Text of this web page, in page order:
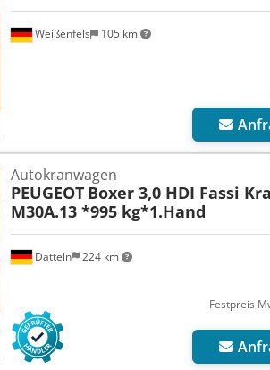
Weißenfels 105 km
Datteln 224 km
Autokranwagen
PEUGEOT Boxer 3,0 HDI Fassi
M30A.13 *995 kg*1.Hand
Festpreis